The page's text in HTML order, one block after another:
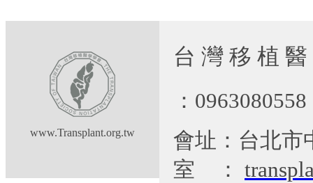
www.Transplant.org.tw
台 灣 移 植
：
會址：台北市
室
：